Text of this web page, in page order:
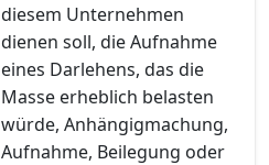
diesem Unternehmen
dienen soll, die Aufnahme
eines Darlehens, das die
Masse erheblich belasten
würde, Anhängigmachung,
Aufnahme, Beilegung oder